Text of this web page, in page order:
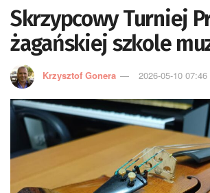
Skrzypcowy Turniej
żagańskiej szkole
Krzysztof Gonera 2026-05-10 07:46